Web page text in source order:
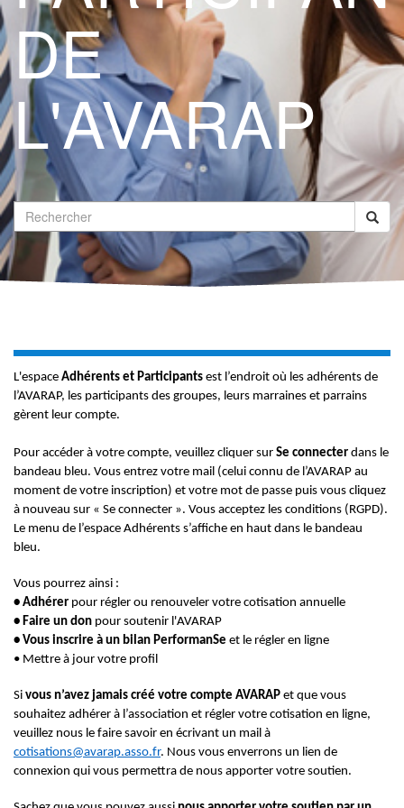
DE
L'AVARAP
Rechercher
L'espace Adhérents et Participants est l’endroit où les adhérents de
l’AVARAP, les participants des groupes, leurs marraines et parrains
gèrent leur compte.
Pour accéder à votre compte, veuillez cliquer sur Se connecter dans le
bandeau bleu. Vous entrez votre mail (celui connu de l’AVARAP au
moment de votre inscription) et votre mot de passe puis vous cliquez
à nouveau sur « Se connecter ». Vous acceptez les conditions (RGPD).
Le menu de l’espace Adhérents s’affiche en haut dans le bandeau
bleu.
Vous pourrez ainsi :
• Adhérer pour régler ou renouveler votre cotisation annuelle
• Faire un don pour soutenir l'AVARAP
• Vous inscrire à un bilan PerformanSe et le régler en ligne
• Mettre à jour votre profil
Si vous n’avez jamais créé votre compte AVARAP et que vous
souhaitez adhérer à l’association et régler votre cotisation en ligne,
veuillez nous le faire savoir en écrivant un mail à
cotisations@avarap.asso.fr. Nous vous enverrons un lien de
connexion qui vous permettra de nous apporter votre soutien.